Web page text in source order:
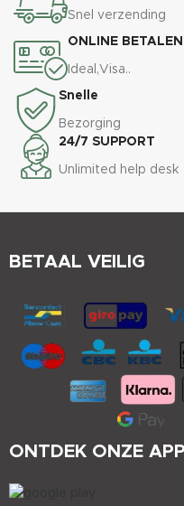
Snel verzending
ONLINE BETALEN
Ideal,Visa..
Snelle
Bezorging
24/7 SUPPORT
Unlimited help desk
ONTDEK ONZE APP
BETAAL VEILIG